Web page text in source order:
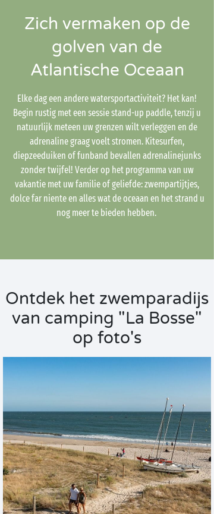
Zich vermaken op de
golven van de
Atlantische Oceaan
Elke dag een andere watersportactiviteit? Het kan!
Begin rustig met een sessie stand-up paddle, tenzij u
natuurlijk meteen uw grenzen wilt verleggen en de
adrenaline graag voelt stromen. Kitesurfen,
diepzeeduiken of funband bevallen adrenalinejunks
zonder twijfel! Verder op het programma van uw
vakantie met uw familie of geliefde: zwempartijtjes,
dolce far niente en alles wat de oceaan en het strand u
nog meer te bieden hebben.
Ontdek het zwemparadijs
van camping "La Bosse"
op foto's